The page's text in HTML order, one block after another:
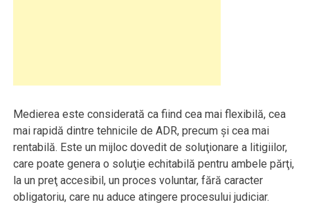
Medierea este considerată ca fiind cea mai flexibilă, cea
mai rapidă dintre tehnicile de ADR, precum şi cea mai
rentabilă. Este un mijloc dovedit de soluţionare a litigiilor,
care poate genera o soluţie echitabilă pentru ambele părţi,
la un preţ accesibil, un proces voluntar, fără caracter
obligatoriu, care nu aduce atingere procesului judiciar.